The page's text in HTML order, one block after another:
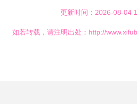
更新时间：2026-08-04
如若转载，请注明出处：http://